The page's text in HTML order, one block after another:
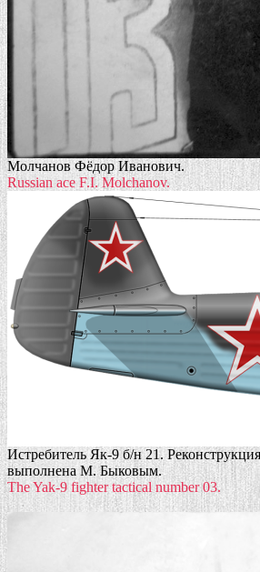
Молчанов Фёдор Иванович.
Russian ace F.I. Molchanov.
Истребитель Як-9 б/н 21.
выполнена М. Быковым.
The Yak-9 fighter tactical number 03.